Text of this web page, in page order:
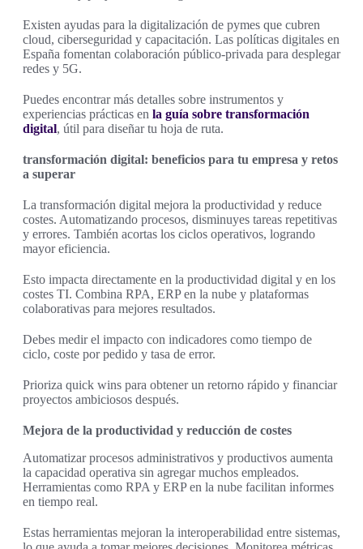
Existen ayudas para la digitalización de pymes que cubren
cloud, ciberseguridad y capacitación. Las políticas digitales en
España fomentan colaboración público-privada para desplegar
redes y 5G.
Puedes encontrar más detalles sobre instrumentos y
experiencias prácticas en la guía sobre transformación
digital, útil para diseñar tu hoja de ruta.
transformación digital: beneficios para tu empresa y retos
a superar
La transformación digital mejora la productividad y reduce
costes. Automatizando procesos, disminuyes tareas repetitivas
y errores. También acortas los ciclos operativos, logrando
mayor eficiencia.
Esto impacta directamente en la productividad digital y en los
costes TI. Combina RPA, ERP en la nube y plataformas
colaborativas para mejores resultados.
Debes medir el impacto con indicadores como tiempo de
ciclo, coste por pedido y tasa de error.
Prioriza quick wins para obtener un retorno rápido y financiar
proyectos ambiciosos después.
Mejora de la productividad y reducción de costes
Automatizar procesos administrativos y productivos aumenta
la capacidad operativa sin agregar muchos empleados.
Herramientas como RPA y ERP en la nube facilitan informes
en tiempo real.
Estas herramientas mejoran la interoperabilidad entre sistemas,